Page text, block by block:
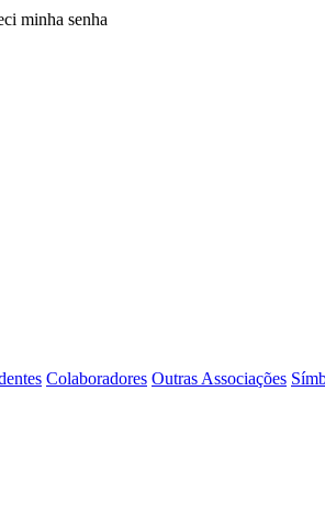
minha senha
Colaboradores Outras Associações